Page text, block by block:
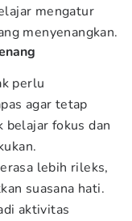
mengatur
menyenangkan.
perlu
agar tetap
belajar fokus dan
lebih rileks,
suasana hati.
aktivitas